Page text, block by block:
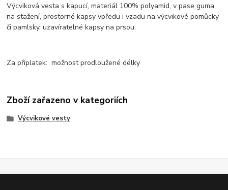
Výcviková vesta s kapucí, materiál 100% polyamid, v pase guma
na stažení, prostorné kapsy vpředu i vzadu na výcvikové pomůcky
či pamlsky, uzavíratelné kapsy na prsou.
Za příplatek: možnost prodloužené délky
Zboží zařazeno v kategoriích
Výcvikové vesty